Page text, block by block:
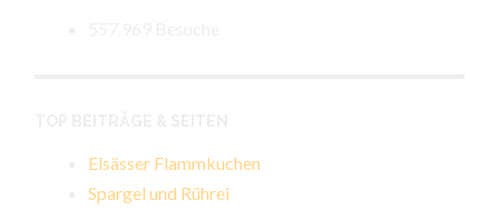
Elsässer Flammkuchen
Spargel und Rührei